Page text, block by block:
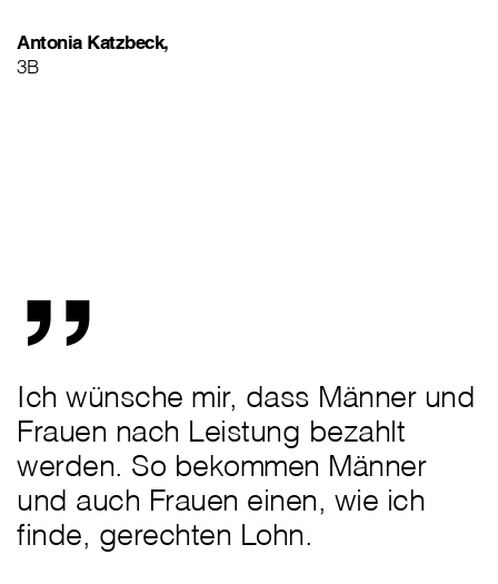
Antonia Katzbeck,
3B
„
Ich wünsche mir, dass Männer und
Frauen nach Leistung bezahlt
werden. So bekommen Männer
und auch Frauen einen, wie ich
finde, gerechten Lohn.